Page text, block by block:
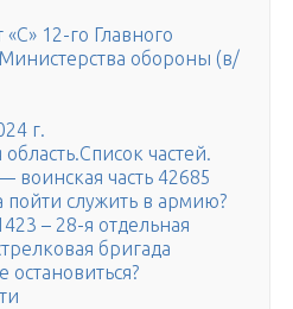
12-го Главного
обороны (в/
г.
частей.
воинская часть 42685
служить в армию?
– 28-я отдельная
бригада
остановиться?